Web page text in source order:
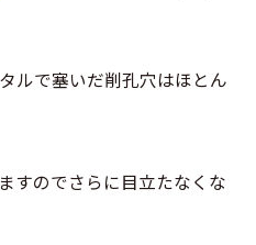
ルで塞いだ削孔穴はほとん
すのでさらに目立たなくな